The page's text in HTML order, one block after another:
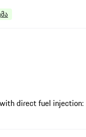
direct fuel injection: